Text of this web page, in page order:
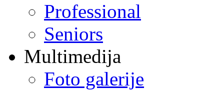
Professional
Seniors
Multimedija
Foto galerije